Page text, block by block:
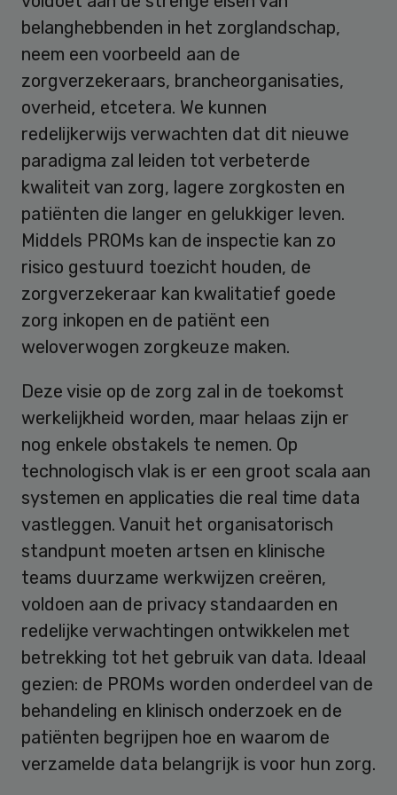
belanghebbenden in het zorglandschap,
neem een voorbeeld aan de
zorgverzekeraars, brancheorganisaties,
overheid, etcetera. We kunnen
redelijkerwijs verwachten dat dit nieuwe
paradigma zal leiden tot verbeterde
kwaliteit van zorg, lagere zorgkosten en
patiënten die langer en gelukkiger leven.
Middels PROMs kan de inspectie kan zo
risico gestuurd toezicht houden, de
zorgverzekeraar kan kwalitatief goede
zorg inkopen en de patiënt een
weloverwogen zorgkeuze maken.
Deze visie op de zorg zal in de toekomst
werkelijkheid worden, maar helaas zijn er
nog enkele obstakels te nemen. Op
technologisch vlak is er een groot scala aan
systemen en applicaties die real time data
vastleggen. Vanuit het organisatorisch
standpunt moeten artsen en klinische
teams duurzame werkwijzen creëren,
voldoen aan de privacy standaarden en
redelijke verwachtingen ontwikkelen met
betrekking tot het gebruik van data. Ideaal
gezien: de PROMs worden onderdeel van de
behandeling en klinisch onderzoek en de
patiënten begrijpen hoe en waarom de
verzamelde data belangrijk is voor hun zorg.